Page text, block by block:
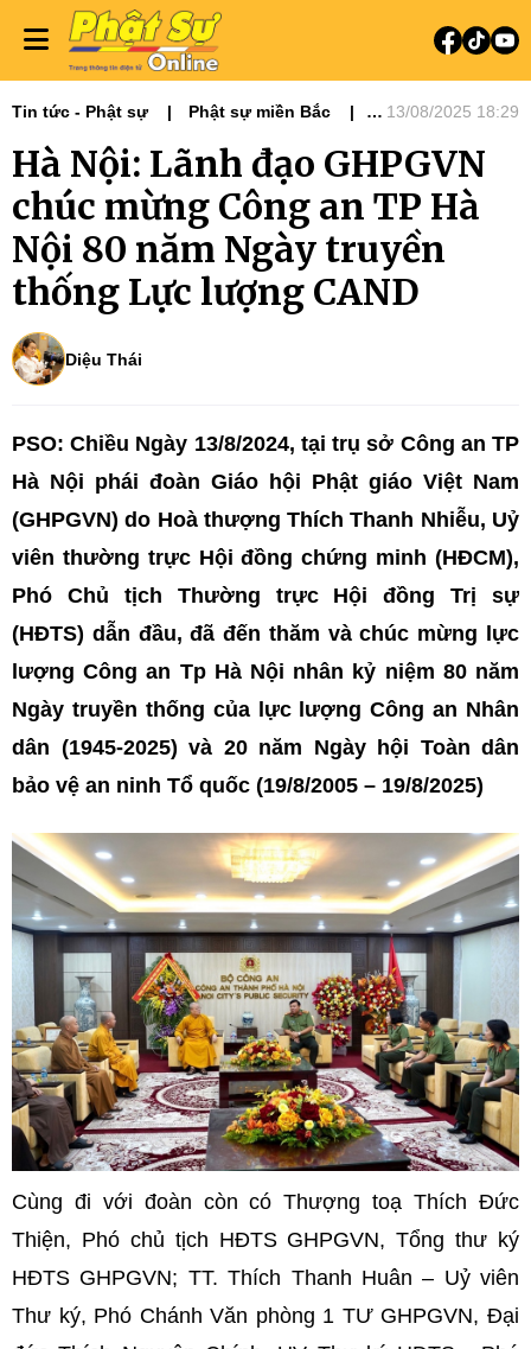
Tin tức - Phật sự
Phật sự miền Bắc
13/08/2025 18:29
Hà Nội: Lãnh đạo GHPGVN
chúc mừng Công an TP Hà
Nội 80 năm Ngày truyền
thống Lực lượng CAND
Diệu Thái
PSO: Chiều Ngày 13/8/2024, tại trụ sở Công an TP
Hà Nội phái đoàn Giáo hội Phật giáo Việt Nam
(GHPGVN) do Hoà thượng Thích Thanh Nhiễu, Uỷ
viên thường trực Hội đồng chứng minh (HĐCM),
Phó Chủ tịch Thường trực Hội đồng Trị sự
(HĐTS) dẫn đầu, đã đến thăm và chúc mừng lực
lượng Công an Tp Hà Nội nhân kỷ niệm 80 năm
Ngày truyền thống của lực lượng Công an Nhân
dân (1945-2025) và 20 năm Ngày hội Toàn dân
bảo vệ an ninh Tổ quốc (19/8/2005 – 19/8/2025)
Cùng đi với đoàn còn có Thượng toạ Thích Đức
Thiện, Phó chủ tịch HĐTS GHPGVN, Tổng thư ký
HĐTS GHPGVN; TT. Thích Thanh Huân – Uỷ viên
Thư ký, Phó Chánh Văn phòng 1 TƯ GHPGVN, Đại